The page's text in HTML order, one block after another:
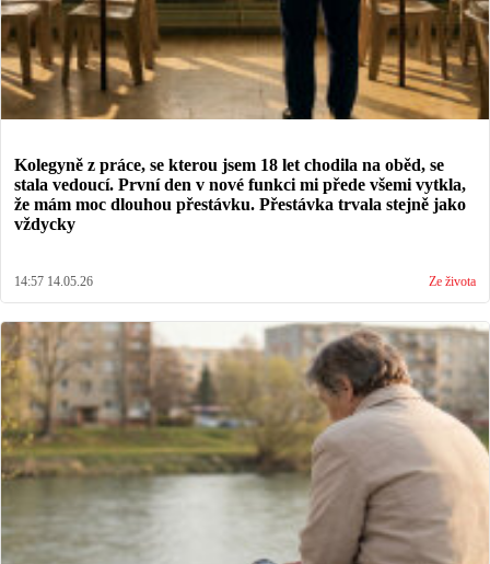
Kolegyně z práce, se kterou jsem 18 let chodila na oběd, se
stala vedoucí. První den v nové funkci mi přede všemi vytkla,
že mám moc dlouhou přestávku. Přestávka trvala stejně jako
vždycky
14:57 14.05.26 Ze života